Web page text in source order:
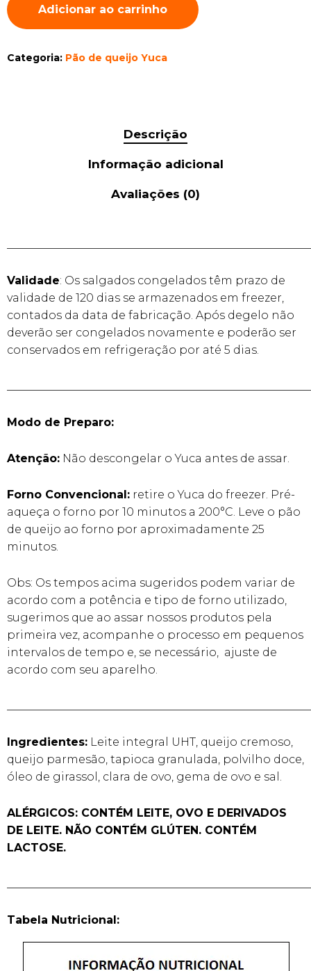
Adicionar ao carrinho
Categoria: Pão de queijo Yuca
Descrição
Informação adicional
Avaliações (0)
Validade: Os salgados congelados têm prazo de
validade de 120 dias se armazenados em freezer,
contados da data de fabricação. Após degelo não
deverão ser congelados novamente e poderão ser
conservados em refrigeração por até 5 dias.
Modo de Preparo:
Atenção: Não descongelar o Yuca antes de assar.
Forno Convencional: retire o Yuca do freezer. Pré-
aqueça o forno por 10 minutos a 200°C. Leve o pão
de queijo ao forno por aproximadamente 25
minutos.
Obs: Os tempos acima sugeridos podem variar de
acordo com a potência e tipo de forno utilizado,
sugerimos que ao assar nossos produtos pela
primeira vez, acompanhe o processo em pequenos
intervalos de tempo e, se necessário, ajuste de
acordo com seu aparelho.
Ingredientes: Leite integral UHT, queijo cremoso,
queijo parmesão, tapioca granulada, polvilho doce,
óleo de girassol, clara de ovo, gema de ovo e sal.
ALÉRGICOS: CONTÉM LEITE, OVO E DERIVADOS
DE LEITE. NÃO CONTÉM GLÚTEN. CONTÉM
LACTOSE.
Tabela Nutricional: